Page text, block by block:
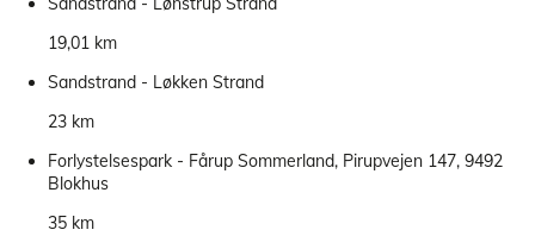
19,01 km
Sandstrand - Løkken Strand
23 km
Forlystelsespark - Fårup Sommerland, Pirupvejen 147, 9492
Blokhus
35 km